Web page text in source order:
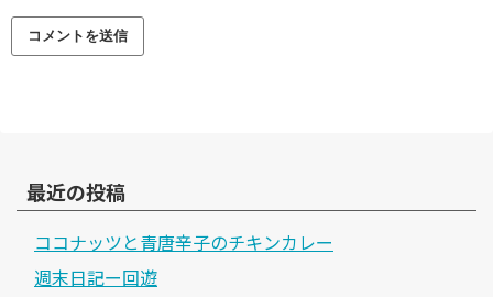
最近の投稿
ココナッツと青唐辛子のチキンカレー
週末日記ー回遊